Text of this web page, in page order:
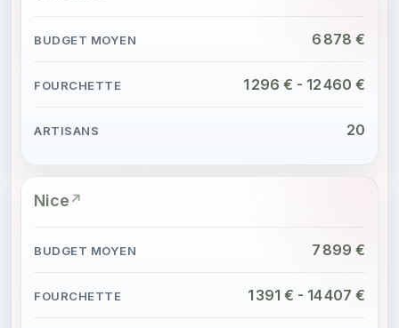
6 878 €
1 296 € - 12 460 €
20
Nice
7 899 €
1 391 € - 14 407 €